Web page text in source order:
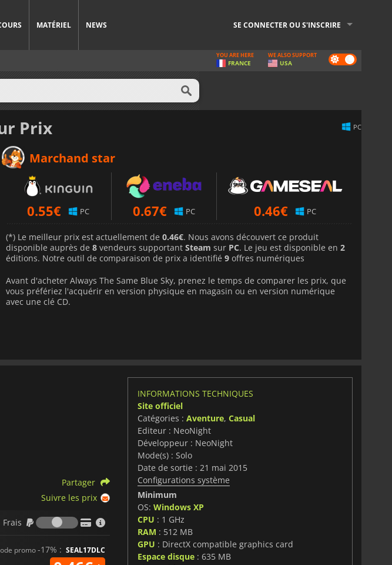
MATÉRIEL NEWS SE CONNECTER OU S'INSCRIRE
Dark
mode
YOU ARE HERE
FRANCE
WE ALSO SUPPORT
USA
Prix PC
Marchand star
0.55€ PC 0.67€ PC 0.46€ PC
(*) Le meilleur prix est actuellement de 0.46€. Nous avons découvert ce produit
disponible auprès de 8 vendeurs supportant Steam sur PC. Le jeu est disponible en 2
éditions. Notre outil de comparaison de prix a identifié 9 offres numériques
Avant d'acheter Always The Same Blue Sky, prenez le temps de comparer les prix, que
vous préfériez l'acquérir en version physique en magasin ou en version numérique
avec une clé CD.
Partager
Suivre les prix
Frais
Frais
promo-17% : SEAL17DLC
INFORMATIONS TECHNIQUES
Site officiel
Catégories : Aventure, Casual
Editeur : NeoNight
Développeur : NeoNight
Mode(s) : Solo
Date de sortie : 21 mai 2015
Configurations système
Minimum
OS: Windows XP
CPU : 1 GHz
RAM : 512 MB
GPU : DirectX compatible graphics card
Espace disque: 635 MB